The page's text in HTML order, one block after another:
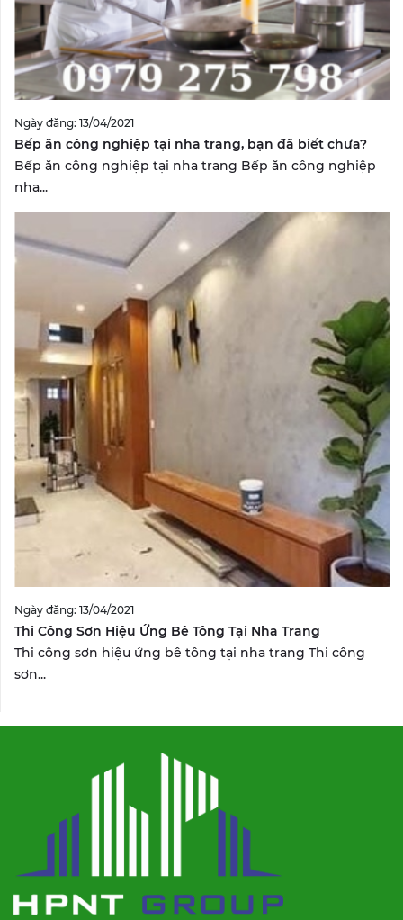
Ngày đăng: 13/04/2021
Bếp ăn công nghiệp tại nha trang, bạn đã biết chưa?
Bếp ăn công nghiệp tại nha trang Bếp ăn công nghiệp
nha...
Ngày đăng: 13/04/2021
Thi Công Sơn Hiệu Ứng Bê Tông Tại Nha Trang
Thi công sơn hiệu ứng bê tông tại nha trang Thi công
sơn...